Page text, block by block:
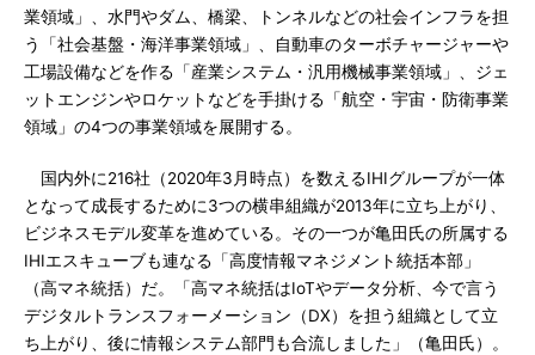
業領域」、水門やダム、橋梁、トンネルなどの社会インフラを担
う「社会基盤・海洋事業領域」、自動車のターボチャージャーや
工場設備などを作る「産業システム・汎用機械事業領域」、ジェ
ットエンジンやロケットなどを手掛ける「航空・宇宙・防衛事業
領域」の4つの事業領域を展開する。
国内外に216社（2020年3月時点）を数えるIHIグループが一体
となって成長するために3つの横串組織が2013年に立ち上がり、
ビジネスモデル変革を進めている。その一つが亀田氏の所属する
IHIエスキューブも連なる「高度情報マネジメント統括本部」
（高マネ統括）だ。「高マネ統括はIoTやデータ分析、今で言う
デジタルトランスフォーメーション（DX）を担う組織として立
ち上がり、後に情報システム部門も合流しました」（亀田氏）。